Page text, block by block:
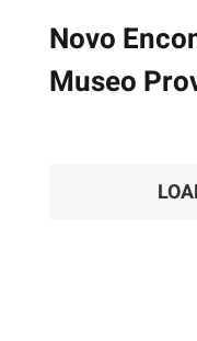
Novo
Museo